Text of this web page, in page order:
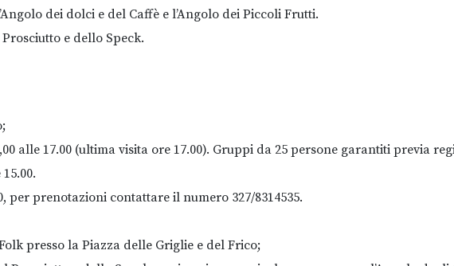
dei dolci e del Caffè e l’Angolo dei Piccoli Frutti.
e dello Speck.
alle 17.00 (ultima visita ore 17.00). Gruppi da 25 persone garantiti previa
per prenotazioni contattare il numero 327/8314535.
presso la Piazza delle Griglie e del Frico;